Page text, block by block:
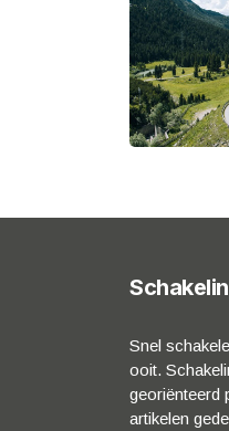
Snel
ooit.
georiënteerd
artikelen